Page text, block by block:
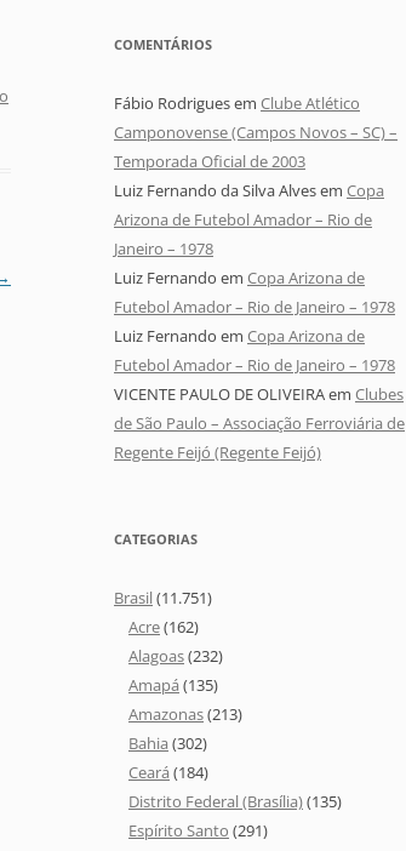
COMENTÁRIOS
Fábio Rodriguesem Clube Atlético
Camponovense (Campos Novos – SC) –
Temporada Oficial de 2003
Luiz Fernando da Silva Alvesem Copa
Arizona de Futebol Amador – Rio de
Janeiro – 1978
Luiz Fernando em Copa Arizona de
Futebol Amador – Rio de Janeiro – 1978
Luiz Fernando em Copa Arizona de
Futebol Amador – Rio de Janeiro – 1978
VICENTE PAULO DE OLIVEIRAem Clubes
de São Paulo – Associação Ferroviária de
Regente Feijó (Regente Feijó)
CATEGORIAS
Brasil(11.751)
Acre(162)
Alagoas(232)
Amapá (135)
Amazonas(213)
Bahia (302)
Ceará (184)
Distrito Federal (Brasília)(135)
Espírito Santo (291)